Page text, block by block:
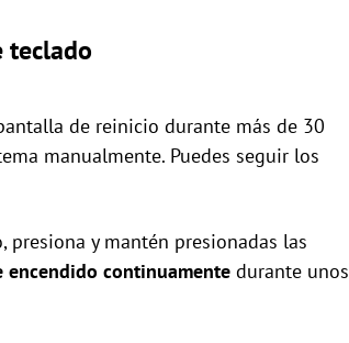
teclado
de reinicio durante más de 30
manualmente. Puedes seguir los
presiona y mantén presionadas las
encendido continuamente durante unos